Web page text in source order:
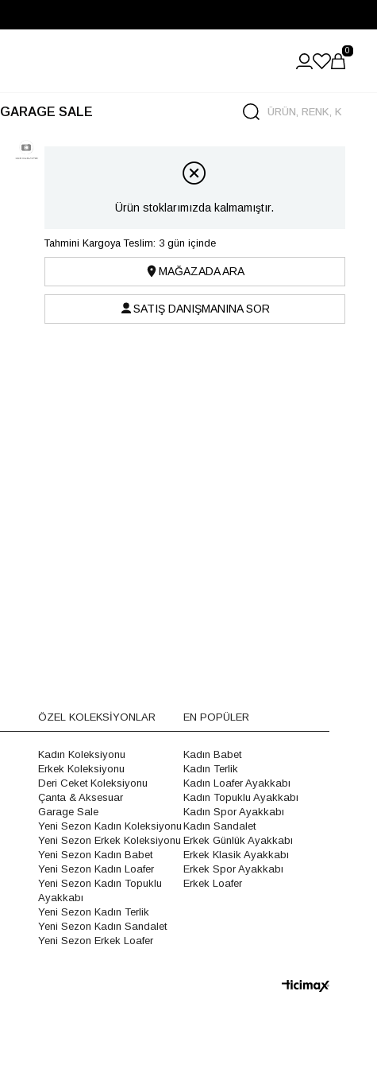
0
GARAGE SALE
Ürün stoklarımızda kalmamıştır.
Tahmini Kargoya Teslim: 3 gün içinde
MAĞAZADA ARA
SATIŞ DANIŞMANINA SOR
ÖZEL KOLEKSİYONLAR
Kadın Koleksiyonu
Erkek Koleksiyonu
Deri Ceket Koleksiyonu
Çanta & Aksesuar
Garage Sale
Yeni Sezon Kadın Koleksiyonu
Yeni Sezon Erkek Koleksiyonu
Yeni Sezon Kadın Babet
Yeni Sezon Kadın Loafer
Yeni Sezon Kadın Topuklu
Ayakkabı
Yeni Sezon Kadın Terlik
Yeni Sezon Kadın Sandalet
Yeni Sezon Erkek Loafer
EN POPÜLER
Kadın Babet
Kadın Terlik
Kadın Loafer Ayakkabı
Kadın Topuklu Ayakkabı
Kadın Spor Ayakkabı
Kadın Sandalet
Erkek Günlük Ayakkabı
Erkek Klasik Ayakkabı
Erkek Spor Ayakkabı
Erkek Loafer